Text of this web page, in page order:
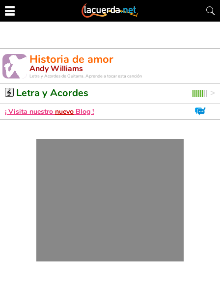
Historia de amor
Andy Williams
Letra y Acordes de Guitarra. Aprende a tocar esta canción
Letra y Acordes
¡ Visita nuestro nuevo Blog !